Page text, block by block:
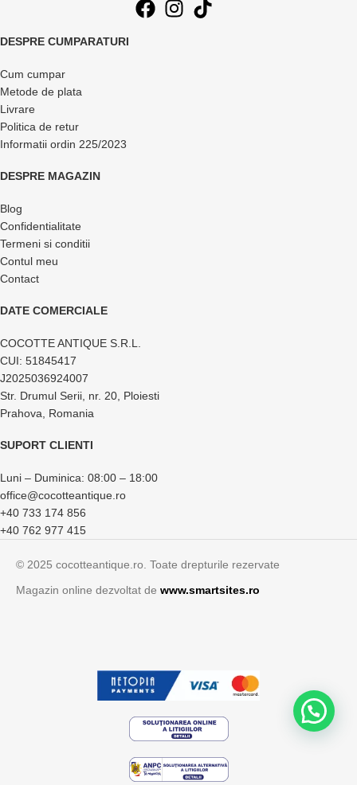
DESPRE CUMPARATURI
Cum cumpar
Metode de plata
Livrare
Politica de retur
Informatii ordin 225/2023
DESPRE MAGAZIN
Blog
Confidentialitate
Termeni si conditii
Contul meu
Contact
DATE COMERCIALE
COCOTTE ANTIQUE S.R.L.
CUI: 51845417
J2025036924007
Str. Drumul Serii, nr. 20, Ploiesti
Prahova, Romania
SUPORT CLIENTI
Luni – Duminica: 08:00 – 18:00
office@cocotteantique.ro
+40 733 174 856
+40 762 977 415
© 2025 cocotteantique.ro. Toate drepturile rezervate
Magazin online dezvoltat de www.smartsites.ro